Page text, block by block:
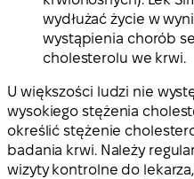
wydłużać życie w
wystąpienia chorób
cholesterolu we krwi.
U większości ludzi nie
wysokiego stężenia
określić stężenie
badania krwi. Należy
wizyty kontrolne do